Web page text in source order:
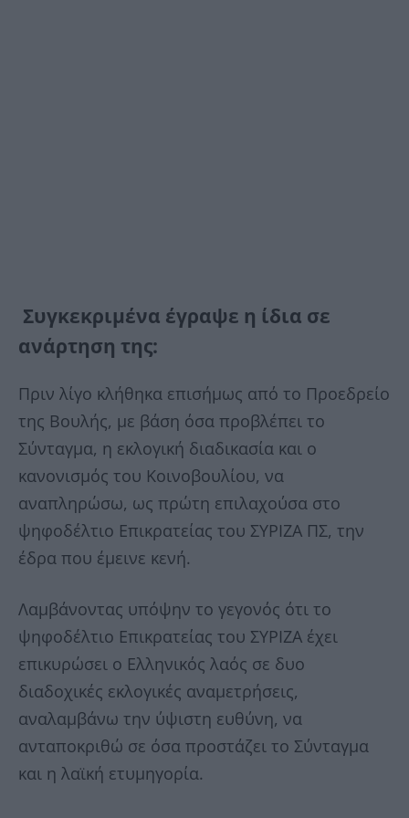
Συγκεκριμένα έγραψε η ίδια σε
ανάρτηση της:
Πριν λίγο κλήθηκα επισήμως από το Προεδρείο
της Βουλής, με βάση όσα προβλέπει το
Σύνταγμα, η εκλογική διαδικασία και ο
κανονισμός του Κοινοβουλίου, να
αναπληρώσω, ως πρώτη επιλαχούσα στο
ψηφοδέλτιο Επικρατείας του ΣΥΡΙΖΑ ΠΣ, την
έδρα που έμεινε κενή.
Λαμβάνοντας υπόψην το γεγονός ότι το
ψηφοδέλτιο Επικρατείας του ΣΥΡΙΖΑ έχει
επικυρώσει ο Ελληνικός λαός σε δυο
διαδοχικές εκλογικές αναμετρήσεις,
αναλαμβάνω την ύψιστη ευθύνη, να
ανταποκριθώ σε όσα προστάζει το Σύνταγμα
και η λαϊκή ετυμηγορία.